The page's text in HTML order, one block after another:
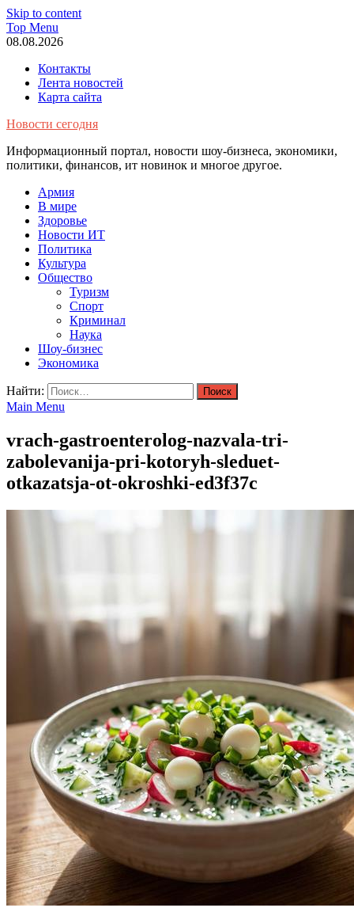
Skip to content
Top Menu
08.08.2026
Контакты
Лента новостей
Карта сайта
Новости сегодня
Информационный портал, новости шоу-бизнеса, экономики,
политики, финансов, ит новинок и многое другое.
Армия
В мире
Здоровье
Новости ИТ
Политика
Культура
Общество
Туризм
Спорт
Криминал
Наука
Шоу-бизнес
Экономика
Найти:
Main Menu
vrach-gastroenterolog-nazvala-tri-
zabolevanija-pri-kotoryh-sleduet-
otkazatsja-ot-okroshki-ed3f37c